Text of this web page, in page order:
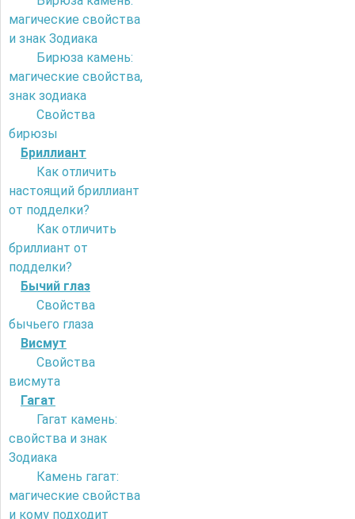
магические свойства
и знак Зодиака
Бирюза камень:
магические свойства,
знак зодиака
Свойства
бирюзы
Бриллиант
Как отличить
настоящий бриллиант
от подделки?
Как отличить
бриллиант от
подделки?
Бычий глаз
Свойства
бычьего глаза
Висмут
Свойства
висмута
Гагат
Гагат камень:
свойства и знак
Зодиака
Камень гагат:
магические свойства
и кому подходит